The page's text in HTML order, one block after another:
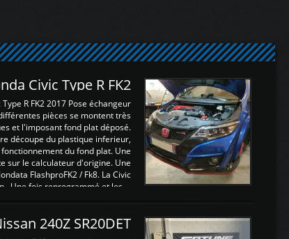
Civic Type R FK2
R FK2 2017 Pose échangeur
pièces se montent très
et l'imposant fond plat déposé.
découpe du plastique inferieur,
du fond plat. Une
sur le calculateur d'origine. Une
FlashproFK2 / Fk8. La Civic
Une fois reprogrammé et les ...
240Z SR20DET